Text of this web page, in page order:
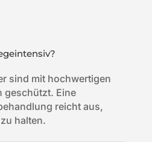
sind mit hochwertigen
geschützt. Eine
reicht aus,
halten.